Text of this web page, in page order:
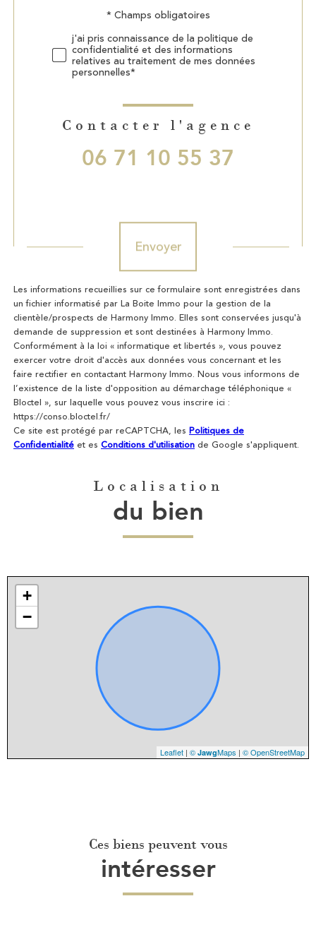
Validation* Champs obligatoires
j'ai pris connaissance de la politique de
confidentialité et des informations
relatives au traitement de mes données
personnelles*
Contacter l'agence
06 71 10 55 37
Envoyer
Les informations recueillies sur ce formulaire sont enregistrées dans
un fichier informatisé par La Boite Immo pour la gestion de la
clientèle/prospects de Harmony Immo. Elles sont conservées jusqu'à
demande de suppression et sont destinées à Harmony Immo.
Conformément à la loi « informatique et libertés », vous pouvez
exercer votre droit d'accès aux données vous concernant et les
faire rectifier en contactant Harmony Immo. Nous vous informons de
l’existence de la liste d'opposition au démarchage téléphonique «
Bloctel », sur laquelle vous pouvez vous inscrire ici :
https://conso.bloctel.fr/
Ce site est protégé par reCAPTCHA, les Politiques de
Confidentialité et es Conditions d'utilisation de Google s'appliquent.
Localisation
du bien
+
−
Leaflet | © JawgMaps | © OpenStreetMap
Ces biens peuvent vous
intéresser